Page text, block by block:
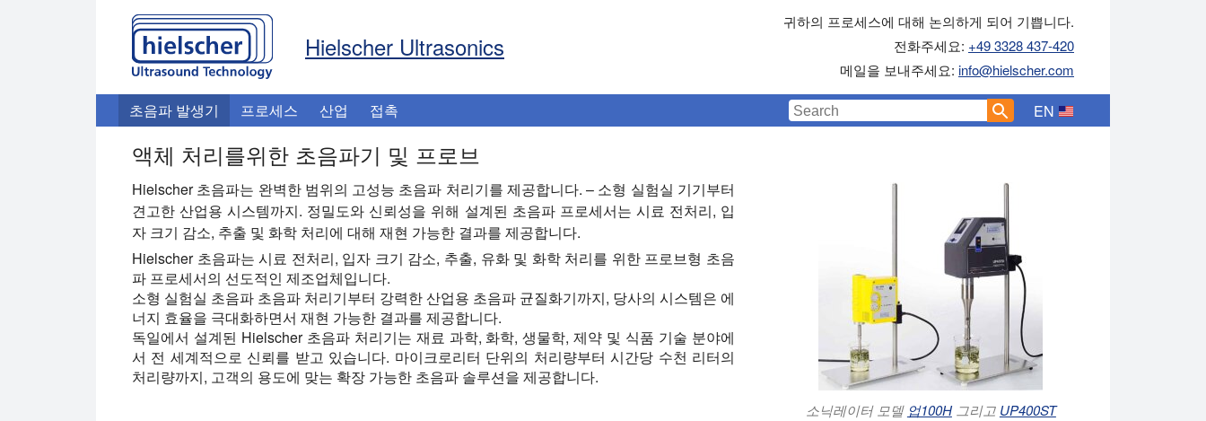
Hielscher Ultrasonics
귀하의 프로세스에 대해 논의하게 되어 기쁩니다.
전화주세요: +49 3328 437-420
메일을 보내주세요: info@hielscher.com
초음파 발생기 프로세스 산업 접촉 EN
액체 처리를위한 초음파기 및 프로브
Hielscher 초음파는 완벽한 범위의 고성능 초음파 처리기를 제공합니다. – 소형 실험실 기기부터
견고한 산업용 시스템까지. 정밀도와 신뢰성을 위해 설계된 초음파 프로세서는 시료 전처리, 입
자 크기 감소, 추출 및 화학 처리에 대해 재현 가능한 결과를 제공합니다.
Hielscher 초음파는 시료 전처리, 입자 크기 감소, 추출, 유화 및 화학 처리를 위한 프로브형 초음
파 프로세서의 선도적인 제조업체입니다.
소형 실험실 초음파 초음파 처리기부터 강력한 산업용 초음파 균질화기까지, 당사의 시스템은 에
너지 효율을 극대화하면서 재현 가능한 결과를 제공합니다.
독일에서 설계된 Hielscher 초음파 처리기는 재료 과학, 화학, 생물학, 제약 및 식품 기술 분야에
서 전 세계적으로 신뢰를 받고 있습니다. 마이크로리터 단위의 처리량부터 시간당 수천 리터의
처리량까지, 고객의 용도에 맞는 확장 가능한 초음파 솔루션을 제공합니다.
소닉레이터 모델 업100H그리고 UP400ST